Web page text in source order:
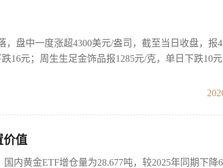
盘中一度涨超4300美元/盎司，截至当日收盘，报
16元；周生生足金饰品报1285元/克，单日下跌10
价值
内黄金ETF增仓量为28.677吨，较2025年同期下降